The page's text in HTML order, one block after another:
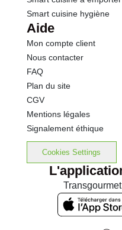
Smart cuisine hygiène
Aide
Mon compte client
Nous contacter
FAQ
Plan du site
CGV
Mentions légales
Signalement éthique
Cookies Settings